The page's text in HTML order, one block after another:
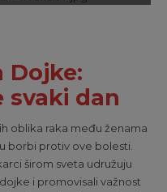
Dojke:
svaki dan
oblika raka među ženama
borbi protiv ove bolesti.
širom sveta udružuju
i promovisali važnost